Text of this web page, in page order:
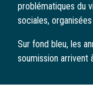
problématiques du
sociales,
Sur fond bleu, les
soumission arrivent